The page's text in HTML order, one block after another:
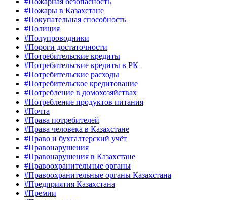
#Пожары в Казахстане
#Покупательная способность
#Полиция
#Полупроводники
#Пороги достаточности
#Потребительские кредиты
#Потребительские кредиты в РК
#Потребительские расходы
#Потребительское кредитование
#Потребление в домохозяйствах
#Потребление продуктов питания
#Почта
#Права потребителей
#Права человека в Казахстане
#Право и бухгалтерский учёт
#Правонарушения
#Правонарушения в Казахстане
#Правоохранительные органы
#Правоохранительные органы Казахстана
#Предприятия Казахстана
#Премии